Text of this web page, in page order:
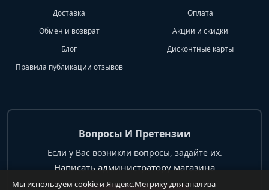
Доставка
Оплата
Обмен и возврат
Акции и скидки
Блог
Дисконтные карты
Правила публикации отзывов
Вопросы И Претензии
Если у Вас возникли вопросы, задайте их.
Написать администратору магазина
Мы используем cookie и Яндекс.Метрику для анализа